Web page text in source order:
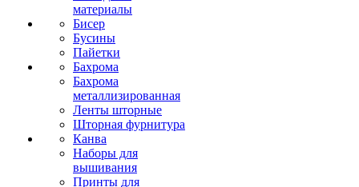
материалы
Бисер
Бусины
Пайетки
Бахрома
Бахрома
металлизированная
Ленты шторные
Шторная фурнитура
Канва
Наборы для
вышивания
Принты для